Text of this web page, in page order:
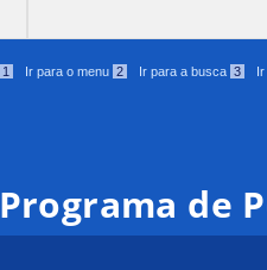
1 Ir para o menu 2 Ir para a busca 3
Programa de